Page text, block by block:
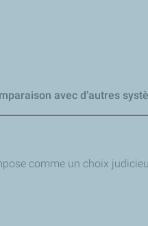
avec d’autres
comme un choix